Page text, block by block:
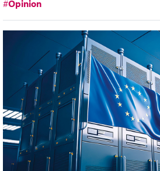
#Opinion